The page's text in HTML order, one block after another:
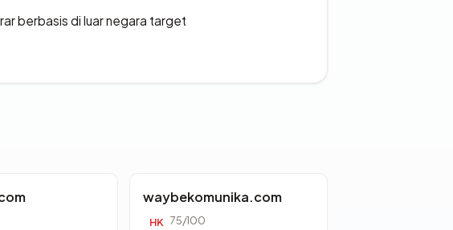
berbasis di luar negara target
waybekomunika.com
HK 75/100